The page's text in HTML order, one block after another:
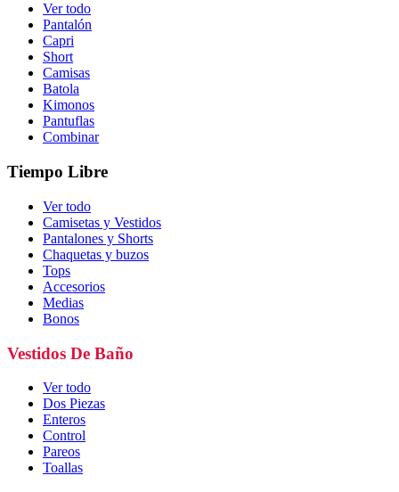
Ver todo
Pantalón
Capri
Short
Camisas
Batola
Kimonos
Pantuflas
Combinar
Tiempo Libre
Ver todo
Camisetas y Vestidos
Pantalones y Shorts
Chaquetas y buzos
Tops
Accesorios
Medias
Bonos
Vestidos De Baño
Ver todo
Dos Piezas
Enteros
Control
Pareos
Toallas